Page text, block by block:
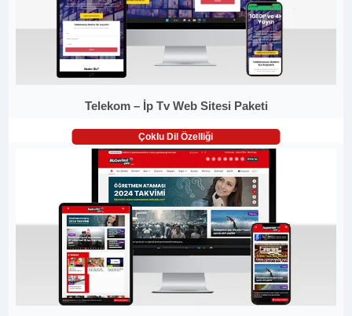
Telekom – İp Tv Web Sitesi Paketi
Çoklu Dil Özelliği